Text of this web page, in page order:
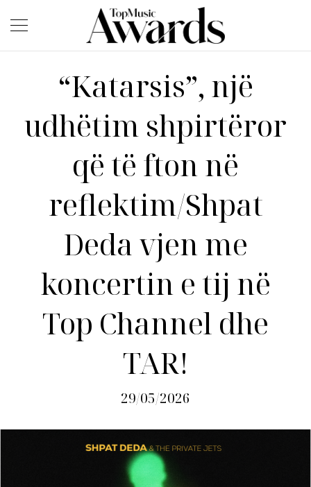
“Katarsis”, një
udhëtim shpirtëror
që të fton në
reflektim/Shpat
Deda vjen me
koncertin e tij në
Top Channel dhe
TAR!
29/05/2026